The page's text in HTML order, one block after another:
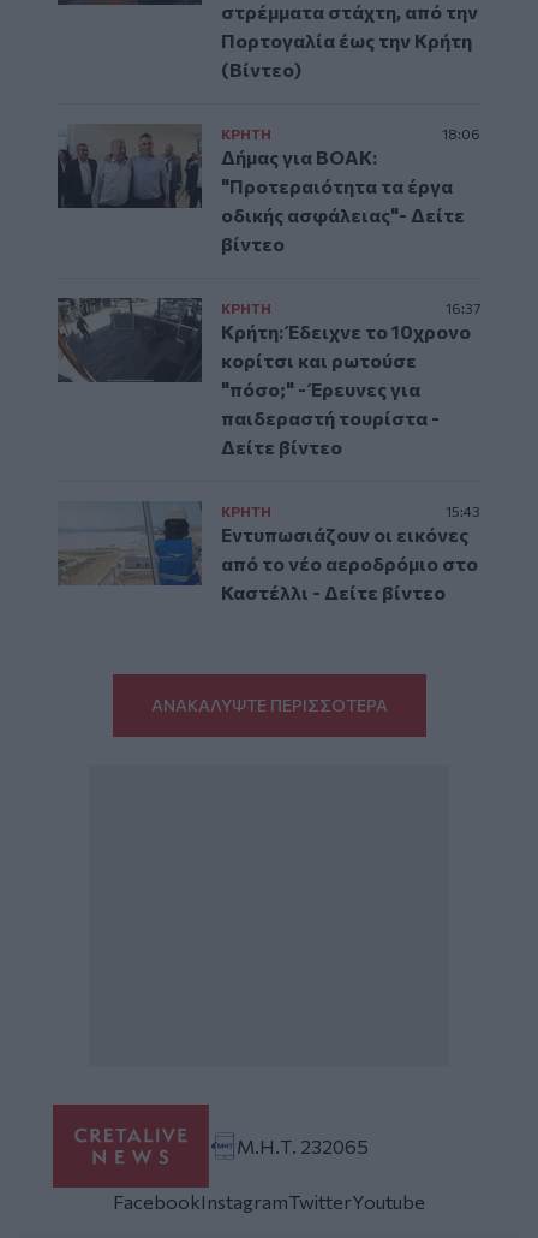
στρέμματα στάχτη, από την
Πορτογαλία έως την Κρήτη
(Βίντεο)
ΚΡΗΤΗ 18:06
Δήμας για ΒΟΑΚ:
"Προτεραιότητα τα έργα
οδικής ασφάλειας"- Δείτε
βίντεο
ΚΡΗΤΗ 16:37
Κρήτη: Έδειχνε το 10χρονο
κορίτσι και ρωτούσε
"πόσο;" - Έρευνες για
παιδεραστή τουρίστα -
Δείτε βίντεο
ΚΡΗΤΗ 15:43
Εντυπωσιάζουν οι εικόνες
από το νέο αεροδρόμιο στο
Καστέλλι - Δείτε βίντεο
ΑΝΑΚΑΛΥΨΤΕ ΠΕΡΙΣΣΟΤΕΡΑ
Μ.Η.Τ. 232065
FacebookInstagramTwitterYoutube